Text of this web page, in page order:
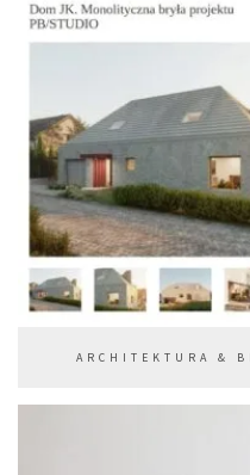
ARCHITEKTURA &